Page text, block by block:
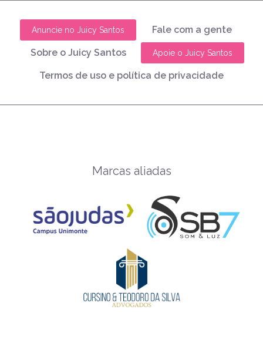
Anuncie no Juicy Santos Fale com a gente
Sobre o Juicy Santos Apoie o Juicy Santos
Termos de uso e política de privacidade
Marcas aliadas